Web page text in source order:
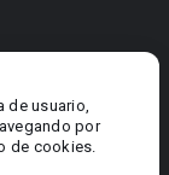
de usuario,
por
de cookies.